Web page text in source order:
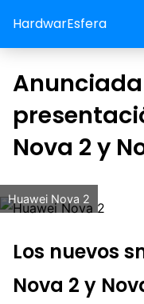
HardwarEsfera
Nova 2 y
Huawei Nova 2
Los nuevos
Nova 2 y